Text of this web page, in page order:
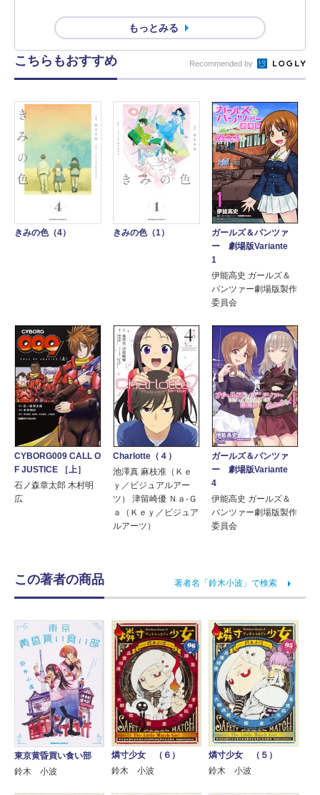
もっとみる
こちらもおすすめ Recommended by
きみの色（4） きみの色（1）
ガールズ＆パンツァ
ー 劇場版Variante
1
伊能高史 ガールズ＆
パンツァー劇場版製作
委員会
CYBORG009 CALL O
F JUSTICE ［上］
石ノ森章太郎 木村明
広
Charlotte（４）
池澤真 麻枝准（Ｋｅ
ｙ／ビジュアルアー
ツ） 津留崎優 Ｎａ‐Ｇ
ａ（Ｋｅｙ／ビジュア
ルアーツ）
ガールズ＆パンツァ
ー 劇場版Variante
4
伊能高史 ガールズ＆
パンツァー劇場版製作
委員会
この著者の商品 著者名「鈴木小波」で検索
東京黄昏買い食い部
鈴木 小波
燐寸少女 （６）
鈴木 小波
燐寸少女 （５）
鈴木 小波